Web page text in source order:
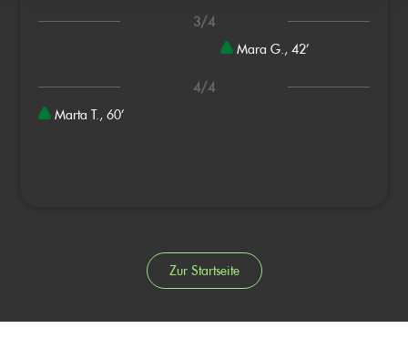
3/4
Mara G., 42’
4/4
Marta T., 60’
Zur Startseite